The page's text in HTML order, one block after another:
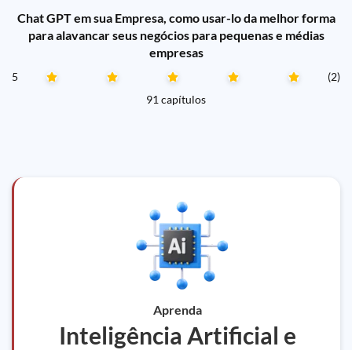
Chat GPT em sua Empresa, como usar-lo da melhor forma
para alavancar seus negócios para pequenas e médias
empresas
5
(2)
91 capítulos
Aprenda
Inteligência Artificial e